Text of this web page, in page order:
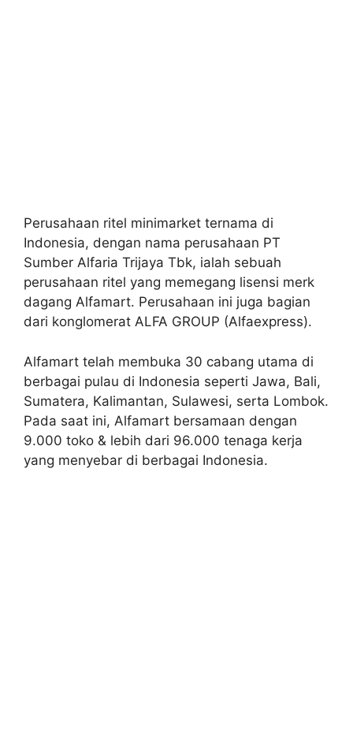
Perusahaan ritel minimarket ternama di
Indonesia, dengan nama perusahaan PT
Sumber Alfaria Trijaya Tbk, ialah sebuah
perusahaan ritel yang memegang lisensi merk
dagang Alfamart. Perusahaan ini juga bagian
dari konglomerat ALFA GROUP (Alfaexpress).
Alfamart telah membuka 30 cabang utama di
berbagai pulau di Indonesia seperti Jawa, Bali,
Sumatera, Kalimantan, Sulawesi, serta Lombok.
Pada saat ini, Alfamart bersamaan dengan
9.000 toko & lebih dari 96.000 tenaga kerja
yang menyebar di berbagai Indonesia.